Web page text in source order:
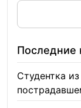
Последние
Студентка